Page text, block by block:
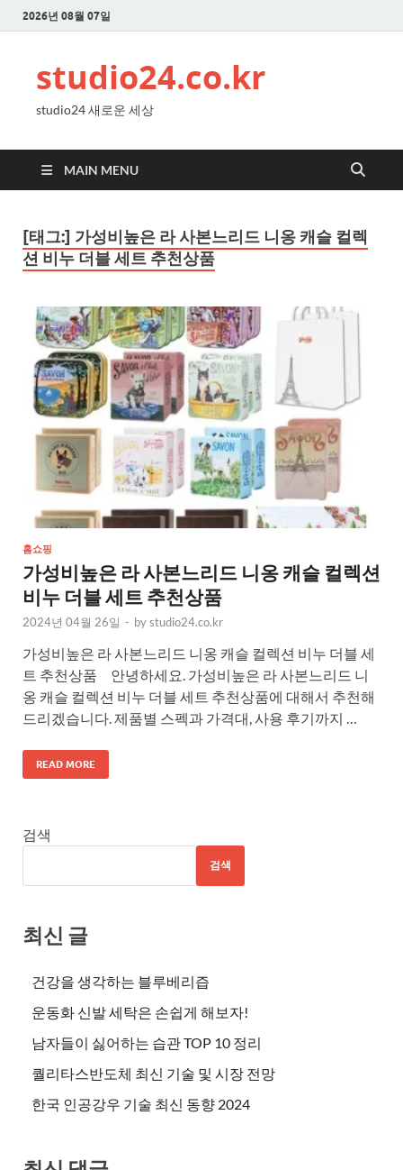
2026년 08월 07일
studio24.co.kr
studio24 새로운 세상
MAIN MENU
[태그:] 가성비높은 라 사본느리드 니옹 캐슬 컬렉
션 비누 더블 세트 추천상품
홈쇼핑
가성비높은 라 사본느리드 니옹 캐슬 컬렉션
비누 더블 세트 추천상품
2024년 04월 26일 - bystudio24.co.kr
가성비높은 라 사본느리드 니옹 캐슬 컬렉션 비누 더블 세
트 추천상품 안녕하세요. 가성비높은 라 사본느리드 니
옹 캐슬 컬렉션 비누 더블 세트 추천상품에 대해서 추천해
드리겠습니다. 제품별 스펙과 가격대, 사용 후기까지 …
READ MORE
검색
검색
최신 글
건강을 생각하는 블루베리즙
운동화 신발 세탁은 손쉽게 해보자!
남자들이 싫어하는 습관 TOP 10 정리
퀄리타스반도체 최신 기술 및 시장 전망
한국 인공강우 기술 최신 동향 2024